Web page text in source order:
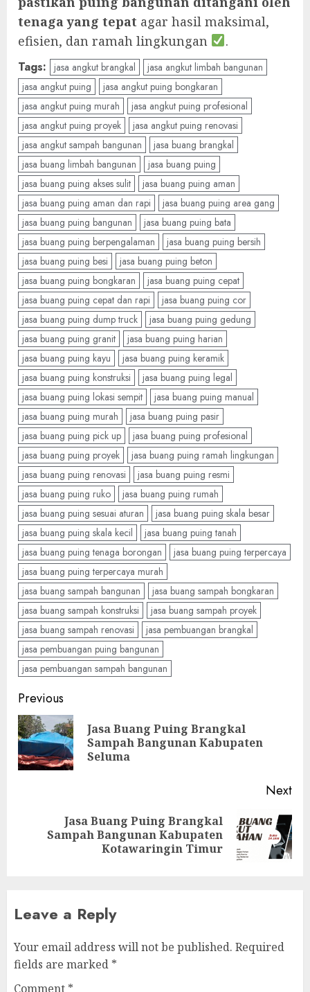
tenaga yang tepat agar hasil maksimal,
efisien, dan ramah lingkungan
.
Tags: jasa angkut brangkal
jasa angkut limbah bangunan
jasa angkut puing
jasa angkut puing bongkaran
jasa angkut puing murah
jasa angkut puing profesional
jasa angkut puing proyek
jasa angkut puing renovasi
jasa angkut sampah bangunan
jasa buang brangkal
jasa buang limbah bangunan
jasa buang puing
jasa buang puing akses sulit
jasa buang puing aman
jasa buang puing aman dan rapi
jasa buang puing area gang
jasa buang puing bangunan
jasa buang puing bata
jasa buang puing berpengalaman
jasa buang puing bersih
jasa buang puing besi
jasa buang puing beton
jasa buang puing bongkaran
jasa buang puing cepat
jasa buang puing cepat dan rapi
jasa buang puing cor
jasa buang puing dump truck
jasa buang puing gedung
jasa buang puing granit
jasa buang puing harian
jasa buang puing kayu
jasa buang puing keramik
jasa buang puing konstruksi
jasa buang puing legal
jasa buang puing lokasi sempit
jasa buang puing manual
jasa buang puing murah
jasa buang puing pasir
jasa buang puing pick up
jasa buang puing profesional
jasa buang puing proyek
jasa buang puing ramah lingkungan
jasa buang puing renovasi
jasa buang puing resmi
jasa buang puing ruko
jasa buang puing rumah
jasa buang puing sesuai aturan
jasa buang puing skala besar
jasa buang puing skala kecil
jasa buang puing tanah
jasa buang puing tenaga borongan
jasa buang puing terpercaya
jasa buang puing terpercaya murah
jasa buang sampah bangunan
jasa buang sampah bongkaran
jasa buang sampah konstruksi
jasa buang sampah proyek
jasa buang sampah renovasi
jasa pembuangan brangkal
jasa pembuangan puing bangunan
jasa pembuangan sampah bangunan
Continue
Reading
Previous
Jasa Buang Puing Brangkal
Sampah Bangunan Kabupaten
Seluma
Next
Jasa Buang Puing Brangkal
Sampah Bangunan Kabupaten
Kotawaringin Timur
Leave a Reply
Your email address will not be published. Required
fields are marked *
Comment *